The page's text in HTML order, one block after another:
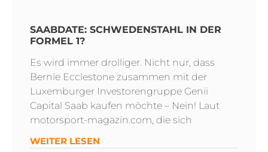
SAABDATE: SCHWEDENSTAHL IN DER
FORMEL 1?
Es wird immer drolliger. Nicht nur, dass
Bernie Ecclestone zusammen mit der
Luxemburger Investorengruppe Genii
Capital Saab kaufen möchte – Nein! Laut
motorsport-magazin.com, die sich
WEITER LESEN